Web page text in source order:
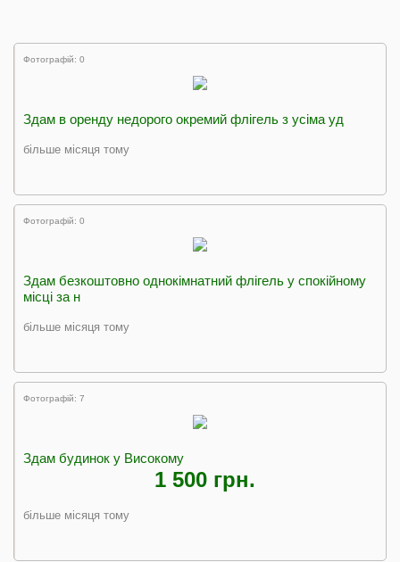
Фотографій: 0
Здам в оренду недорого окремий флігель з усіма уд
більше місяця тому
Фотографій: 0
Здам безкоштовно однокімнатний флігель у спокійному
місці за н
більше місяця тому
Фотографій: 7
Здам будинок у Високому
1 500 грн.
більше місяця тому